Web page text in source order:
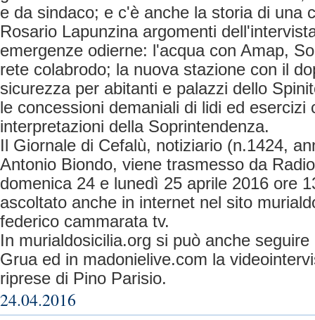
e da sindaco; e c'è anche la storia di una
Rosario Lapunzina argomenti
emergenze odierne: l'acqua con Amap,
rete colabrodo; la nuova stazione con il
sicurezza per abitanti e palazzi dello
le concessioni demaniali di lidi ed esercizi
interpretazioni della Soprintendenza.
Il Giornale di Cefalù, notiziario (n.1424,
Antonio Biondo, viene trasmesso da
domenica 24 e lunedì 25 aprile 2016 ore
ascoltato anche in internet nel sito
federico cammarata tv.
In murialdosicilia.org si può anche
Grua ed in madonielive.com la
riprese di Pino Parisio.
24.04.2016